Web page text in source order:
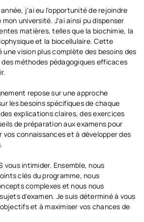
année, j'ai eu l'opportunité de rejoindre
université. J'ai ainsi pu dispenser
matières, telles que la biochimie, la
et la biocellulaire. Cette
une vision plus complète des besoins des
méthodes pédagogiques efficaces
repose sur une approche
les besoins spécifiques de chaque
explications claires, des exercices
de préparation aux examens pour
vos connaissances et à développer des
vous intimider. Ensemble, nous
clés du programme, nous
complexes et nous nous
d'examen. Je suis déterminé à vous
et à maximiser vos chances de